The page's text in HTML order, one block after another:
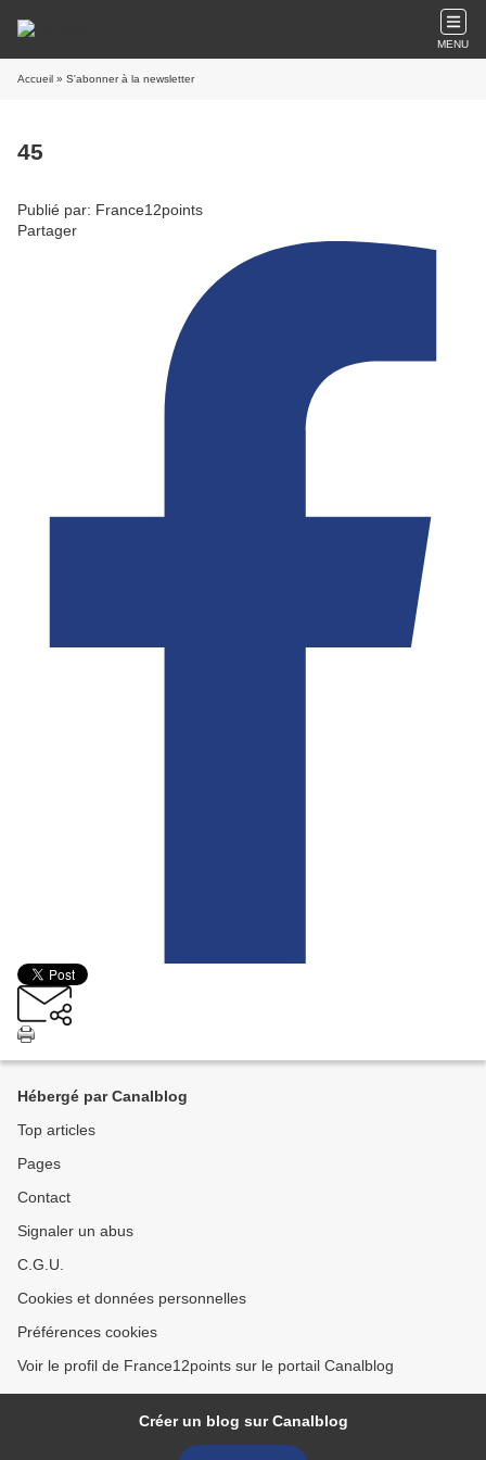
MENU
Accueil » S'abonner à la newsletter
45
Publié par: France12points
Partager
Hébergé par Canalblog
Top articles
Pages
Contact
Signaler un abus
C.G.U.
Cookies et données personnelles
Préférences cookies
Voir le profil de France12points sur le portail Canalblog
Créer un blog sur Canalblog